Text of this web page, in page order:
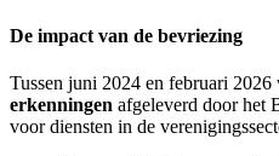
De impact van de bevriezing
Tussen juni 2024 en februari 2026
erkenningen afgeleverd door het
voor diensten in de